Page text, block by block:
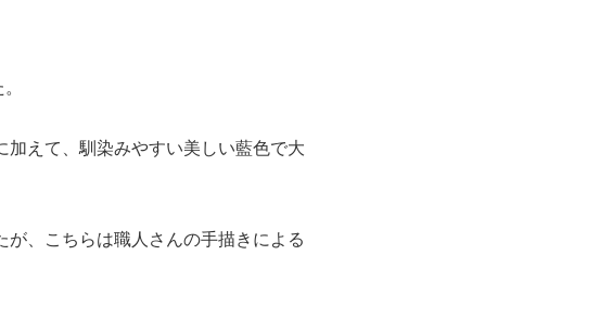
えて、馴染みやすい美しい藍色で大
、こちらは職人さんの手描きによる